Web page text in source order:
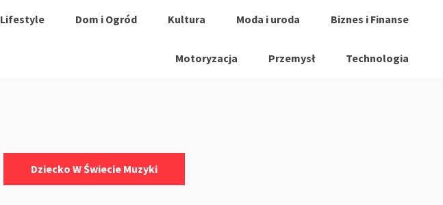
Lifestyle Dom i Ogród Kultura Moda i uroda Biznes i Finanse
Motoryzacja Przemysł Technologia
Dziecko W Świecie Muzyki